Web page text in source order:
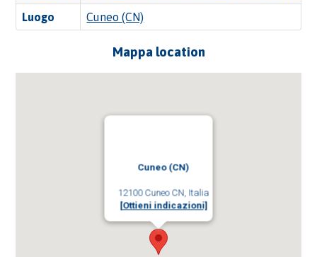
Luogo Cuneo (CN)
Mappa location
Cuneo (CN)
12100 Cuneo CN, Italia
[Ottieni indicazioni]